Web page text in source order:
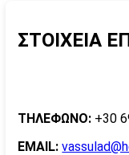
ΣΤΟΙΧΕΙΑ
ΤΗΛΕΦΩΝΟ: +30
EMAIL: